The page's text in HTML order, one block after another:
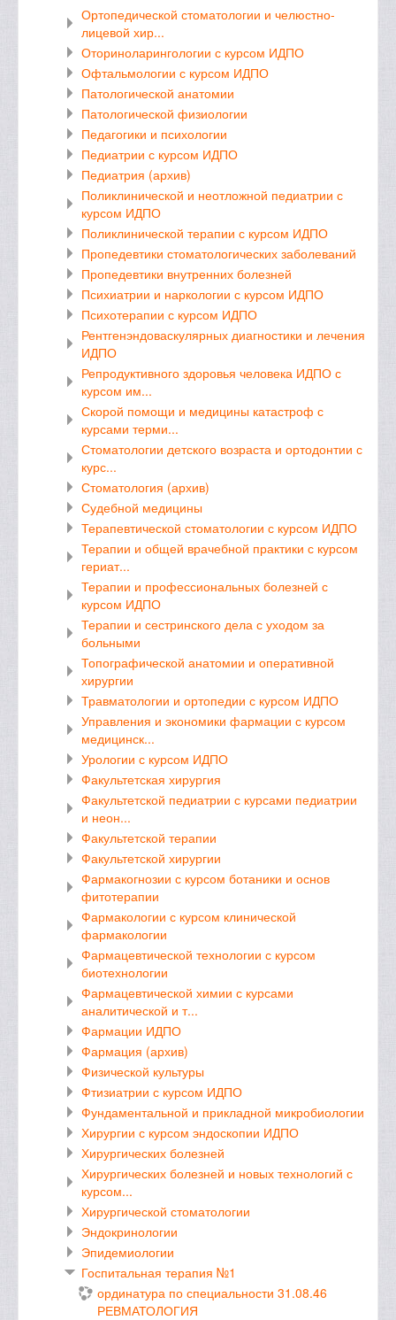
Ортопедической стоматологии и челюстно-
лицевой хир...
Оториноларингологии с курсом ИДПО
Офтальмологии с курсом ИДПО
Патологической анатомии
Патологической физиологии
Педагогики и психологии
Педиатрии с курсом ИДПО
Педиатрия (архив)
Поликлинической и неотложной педиатрии с
курсом ИДПО
Поликлинической терапии с курсом ИДПО
Пропедевтики стоматологических заболеваний
Пропедевтики внутренних болезней
Психиатрии и наркологии с курсом ИДПО
Психотерапии с курсом ИДПО
Рентгенэндоваскулярных диагностики и лечения
ИДПО
Репродуктивного здоровья человека ИДПО с
курсом им...
Скорой помощи и медицины катастроф с
курсами терми...
Стоматологии детского возраста и ортодонтии с
курс...
Стоматология (архив)
Судебной медицины
Терапевтической стоматологии с курсом ИДПО
Терапии и общей врачебной практики с курсом
гериат...
Терапии и профессиональных болезней с
курсом ИДПО
Терапии и сестринского дела с уходом за
больными
Топографической анатомии и оперативной
хирургии
Травматологии и ортопедии с курсом ИДПО
Управления и экономики фармации с курсом
медицинск...
Урологии с курсом ИДПО
Факультетская хирургия
Факультетской педиатрии с курсами педиатрии
и неон...
Факультетской терапии
Факультетской хирургии
Фармакогнозии с курсом ботаники и основ
фитотерапии
Фармакологии с курсом клинической
фармакологии
Фармацевтической технологии с курсом
биотехнологии
Фармацевтической химии с курсами
аналитической и т...
Фармации ИДПО
Фармация (архив)
Физической культуры
Фтизиатрии с курсом ИДПО
Фундаментальной и прикладной микробиологии
Хирургии с курсом эндоскопии ИДПО
Хирургических болезней
Хирургических болезней и новых технологий с
курсом...
Хирургической стоматологии
Эндокринологии
Эпидемиологии
Госпитальная терапия №1
ординатура по специальности 31.08.46
РЕВМАТОЛОГИЯ